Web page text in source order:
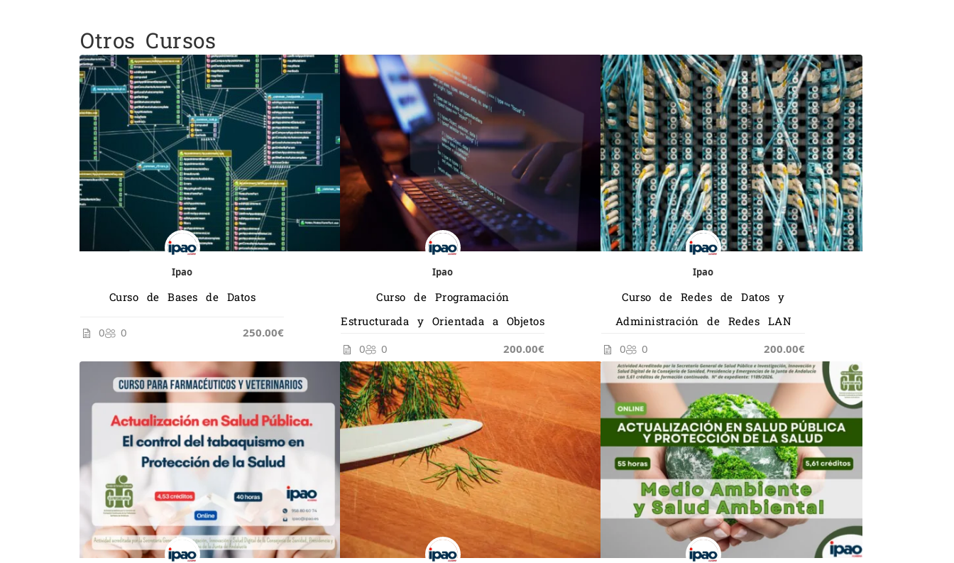
Otros Cursos
Ipao
Curso de Bases de Datos
0 0 250.00€
Ipao
Curso de Programación
Estructurada y Orientada a Objetos
0
0 200.00€
Ipao
Curso de Redes de Datos y
Administración de Redes LAN
0
0 200.00€